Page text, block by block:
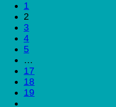
1
2
3
4
5
…
17
18
19